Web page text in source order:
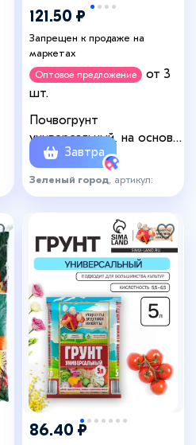
121.50 ₽
Запрещен к продаже на
маркетах
Оптовое предложение
от 3
шт.
Почвогрунт
универсальный, на основе
Биогумуса, 5 л, «Зеленый
город»
Завтра
Зеленый город , артикул:
6412007
86.40 ₽